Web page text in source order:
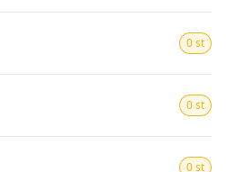
0 st
0 st
0 st